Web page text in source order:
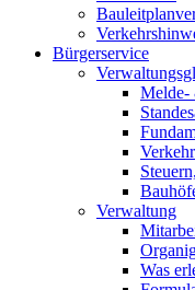
Bürgerservice
Melde-
Verwaltung
Was